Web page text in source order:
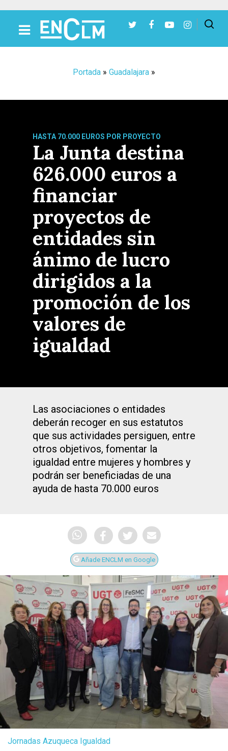
Portada » Guadalajara »
HASTA 70.000 EUROS POR PROYECTO
La Junta destina
626.000 euros a
financiar
proyectos de
entidades sin
ánimo de lucro
dirigidos a la
promoción de los
valores de
igualdad
Las asociaciones o entidades
deberán recoger en sus estatutos
que sus actividades persiguen, entre
otros objetivos, fomentar la
igualdad entre mujeres y hombres y
podrán ser beneficiadas de una
ayuda de hasta 70.000 euros
Añade ENCLM en Google
Jornadas Azuqueca Igualdad